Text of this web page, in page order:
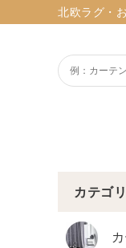
北欧ラグ・
ようこそ ゲスト 様
ログイン
カテゴ
カ